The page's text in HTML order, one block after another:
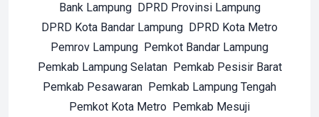
Bank Lampung DPRD Provinsi Lampung
DPRD Kota Bandar Lampung DPRD Kota Metro
Pemrov Lampung Pemkot Bandar Lampung
Pemkab Lampung Selatan Pemkab Pesisir Barat
Pemkab Pesawaran Pemkab Lampung Tengah
Pemkot Kota Metro Pemkab Mesuji